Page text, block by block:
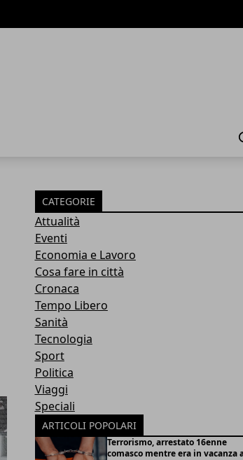
CATEGORIE
Attualità
Eventi
Economia e Lavoro
Cosa fare in città
Cronaca
Tempo Libero
Sanità
Tecnologia
Sport
Politica
Viaggi
Speciali
ARTICOLI POPOLARI
Terrorismo, arrestato 16enne
comasco mentre era in vacanza